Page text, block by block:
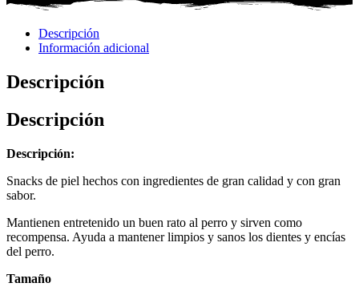
Descripción
Información adicional
Descripción
Descripción
Descripción:
Snacks de piel hechos con ingredientes de gran calidad y con gran
sabor.
Mantienen entretenido un buen rato al perro y sirven como
recompensa. Ayuda a mantener limpios y sanos los dientes y encías
del perro.
Tamaño